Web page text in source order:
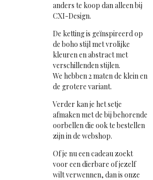
anders te koop dan alleen bij
CXI-Design.
De ketting is geïnspireerd op
de boho stijl met vrolijke
kleuren en abstract met
verschillenden stijlen.
We hebben 2 maten de klein en
de grotere variant.
Verder kan je het setje
afmaken met de bij behorende
oorbellen die ook te bestellen
zijn in de webshop.
Of je nu een cadeau zoekt
voor een dierbare of jezelf
wilt verwennen, dan is onze